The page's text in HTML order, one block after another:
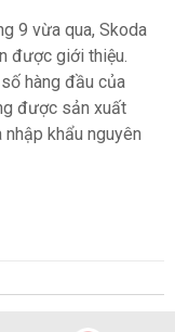
9 vừa qua, Skoda
được giới thiệu.
hàng đầu của
được sản xuất
nhập khẩu nguyên